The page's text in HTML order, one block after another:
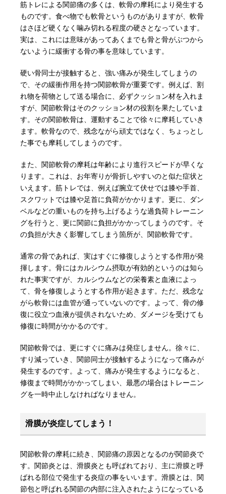
筋トレによる関節痛の多くは、軟骨の摩耗により発生する
ものです。食べ物でも軟骨というものがありますが、軟骨
はさほど硬くなく噛み切れる程度の硬さとなっています。
実は、これには意味があってあくまでも骨と骨がぶつから
ないように緩衝する骨の事を意味しています。
硬い骨同士が接触すると、強い痛みが発生してしまうの
で、その緩衝作用を持つ関節軟骨が重要です。例えば、割
れ物を荷物として送る場合に、必ずクッション材を入れま
すが、関節軟骨はそのクッション材の役割を果たしていま
す。その関節軟骨は、運動することで徐々に摩耗していき
ます。軟骨なので、残念ながら頑丈ではなく、ちょっとし
た事でも摩耗してしまうのです。
また、関節軟骨の摩耗は年齢により進行スピードが早くな
ります。これは、お年寄りが骨折しやすいのと似た症状と
いえます。筋トレでは、例えば腕立て伏せでは膝や手首、
スクワットでは膝や足首に負荷がかかります。更に、ダン
ベルなどの重いものを持ち上げるような過負荷トレーニン
グを行うと、更に関節に負担がかかってしまうのです。そ
の負担が大きく影響してしまう箇所が、関節軟骨です。
通常の骨であれば、実はすぐに修復しようとする作用が発
揮します。骨にはカルシウム摂取が有効的というのは知ら
れた事実ですが、カルシウムなどの栄養素と血液によっ
て、骨を修復しようとする作用が起きます。ただ、残念な
がら軟骨には血管が通っていないのです。よって、骨の修
復に役立つ血液が提供されないため、ダメージを受けても
修復に時間がかかるのです。
関節軟骨では、更にすぐに痛みは発症しません。徐々に、
すり減っていき、関節同士が接触するようになって痛みが
発生するのです。よって、痛みが発生するようになると、
修復まで時間がかかってしまい、最悪の場合はトレーニン
グを一時中止しなければなりません。
滑膜が炎症してしまう！
関節軟骨の摩耗に続き、関節痛の原因となるのが関節炎で
す。関節炎とは、滑膜炎とも呼ばれており、主に滑膜と呼
ばれる部位で発生する炎症の事をいいます。滑膜とは、関
節包と呼ばれる関節の内部に注入されたようになっている